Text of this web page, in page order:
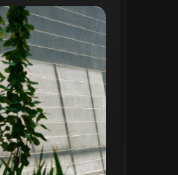
de Áreas Verdes do
avançadas de
para mapear e
verdes, registrando
de vegetação e estado
Ele organiza fluxos de
que as atividades
de forma eficiente e
analíticos ajudam
realizadas, promovendo a
e o uso estratégico do
urbano.